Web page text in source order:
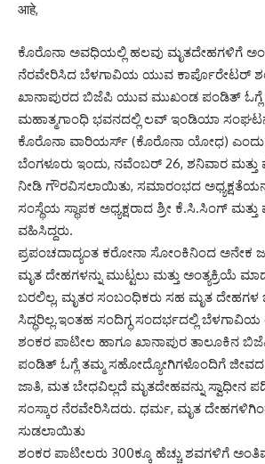
आहे,
ಕೊರೊನಾ ಅವಧಿಯಲ್ಲಿ ಹಲವು ಮೃತದೇಹಗಳಿಗೆ
ನೆರವೇರಿಸಿದ ಬೆಳಗಾವಿಯ ಯುವ ಕಾರ್ಪೊರೇಟರ್
ಖಾನಾಪುರದ ಬಿಜೆಪಿ ಯುವ ಮುಖಂಡ ಪಂಡಿತ್ ಓಗ್ಲೆ
ಮಹಾತ್ಮಗಾಂಧಿ ಭವನದಲ್ಲಿ ಲವ್ ಇಂಡಿಯಾ
ಕೊರೊನಾ ವಾರಿಯರ್ಸ್ (ಕೊರೊನಾ ಯೋಧ)
ಬೆಂಗಳೂರು ಇಂದು, ನವೆಂಬರ್ 26, ಶನಿವಾರ ಮತ್ತು
ನೀಡಿ ಗೌರವಿಸಲಾಯಿತು, ಸಮಾರಂಭದ
ಸಂಸ್ಥೆಯ ಸ್ಥಾಪಕ ಅಧ್ಯಕ್ಷರಾದ ಶ್ರೀ ಕೆ.ಸಿ.ಸಿಂಗ್
ವಹಿಸಿದ್ದರು.
ಪ್ರಪಂಚದಾದ್ಯಂತ ಕರೋನಾ ಸೋಂಕಿನಿಂದ ಅನೇಕ
ಮೃತ ದೇಹಗಳನ್ನು ಮುಟ್ಟಲು ಮತ್ತು ಅಂತ್ಯಕ್ರಿಯೆ
ಬರಲಿಲ್ಲ, ಮೃತರ ಸಂಬಂಧಿಕರು ಸಹ ಮೃತ ದೇಹಗಳ
ಸಿದ್ಧರಿಲ್ಲ.ಇಂತಹ ಸಂದಿಗ್ಧ ಸಂದರ್ಭದಲ್ಲಿ
ಶಂಕರ ಪಾಟೀಲ ಹಾಗೂ ಖಾನಾಪುರ ತಾಲೂಕಿನ
ಪಂಡಿತ್ ಓಗ್ಲೆ ತಮ್ಮ ಸಹೋದ್ಯೋಗಿಗಳೊಂದಿಗೆ ಜೀವದ
ಜಾತಿ, ಮತ ಬೇಧವಿಲ್ಲದೆ ಮೃತದೇಹವನ್ನು ಸ್ವಾಧೀನ
ಸಂಸ್ಕಾರ ನೆರವೇರಿಸಿದರು. ಧರ್ಮ, ಮೃತ
ಸುಡಲಾಯಿತು
ಶಂಕರ ಪಾಟೀಲರು 300ಕ್ಕೂ ಹೆಚ್ಚು ಶವಗಳಿಗೆ